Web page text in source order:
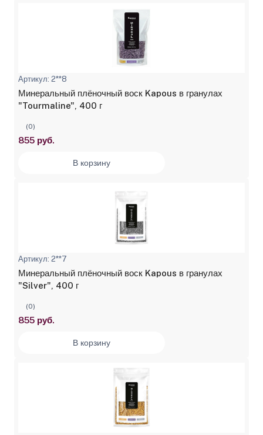
Артикул: 2**8
Минеральный плёночный воск Kapous в гранулах
"Tourmaline", 400 г
(0)
855 руб.
В корзину
Артикул: 2**7
Минеральный плёночный воск Kapous в гранулах
"Silver", 400 г
(0)
855 руб.
В корзину